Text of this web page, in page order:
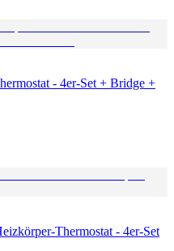
- 4er-Set + Bridge +
Thermostat - 4er-Set